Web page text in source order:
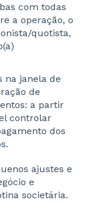
com todas
a operação, o
quotista,
na janela de
de
a partir
controlar
dos
ajustes e
e
societária.